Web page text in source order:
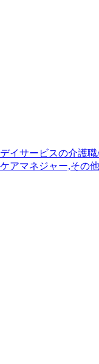
デイサービスの介護職
ケアマネジャー,その